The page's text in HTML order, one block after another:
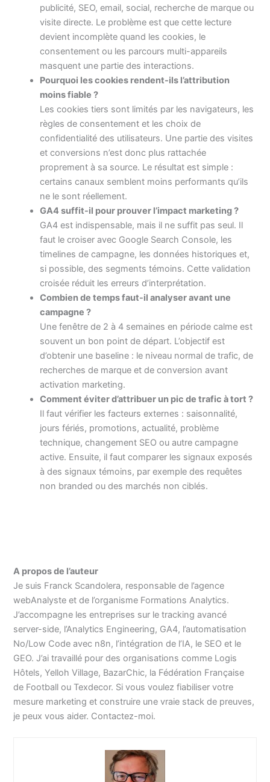
publicité, SEO, email, social, recherche de marque ou
visite directe. Le problème est que cette lecture
devient incomplète quand les cookies, le
consentement ou les parcours multi-appareils
masquent une partie des interactions.
Pourquoi les cookies rendent-ils l’attribution
moins fiable ?
Les cookies tiers sont limités par les navigateurs, les
règles de consentement et les choix de
confidentialité des utilisateurs. Une partie des visites
et conversions n’est donc plus rattachée
proprement à sa source. Le résultat est simple :
certains canaux semblent moins performants qu’ils
ne le sont réellement.
GA4 suffit-il pour prouver l’impact marketing ?
GA4 est indispensable, mais il ne suffit pas seul. Il
faut le croiser avec Google Search Console, les
timelines de campagne, les données historiques et,
si possible, des segments témoins. Cette validation
croisée réduit les erreurs d’interprétation.
Combien de temps faut-il analyser avant une
campagne ?
Une fenêtre de 2 à 4 semaines en période calme est
souvent un bon point de départ. L’objectif est
d’obtenir une baseline : le niveau normal de trafic, de
recherches de marque et de conversion avant
activation marketing.
Comment éviter d’attribuer un pic de trafic à tort ?
Il faut vérifier les facteurs externes : saisonnalité,
jours fériés, promotions, actualité, problème
technique, changement SEO ou autre campagne
active. Ensuite, il faut comparer les signaux exposés
à des signaux témoins, par exemple des requêtes
non branded ou des marchés non ciblés.
A propos de l’auteur
Je suis Franck Scandolera, responsable de l’agence
webAnalyste et de l’organisme Formations Analytics.
J’accompagne les entreprises sur le tracking avancé
server-side, l’Analytics Engineering, GA4, l’automatisation
No/Low Code avec n8n, l’intégration de l’IA, le SEO et le
GEO. J’ai travaillé pour des organisations comme Logis
Hôtels, Yelloh Village, BazarChic, la Fédération Française
de Football ou Texdecor. Si vous voulez fiabiliser votre
mesure marketing et construire une vraie stack de preuves,
je peux vous aider. Contactez-moi.